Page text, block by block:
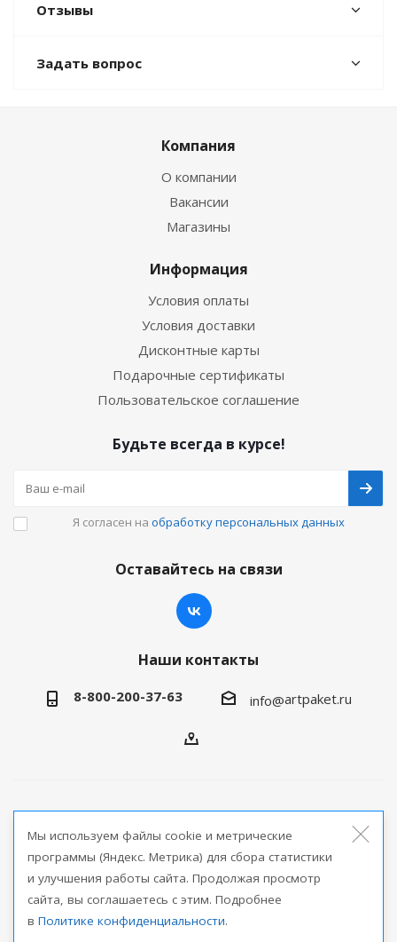
Отзывы
Задать вопрос
Компания
О компании
Вакансии
Магазины
Информация
Условия оплаты
Условия доставки
Дисконтные карты
Подарочные сертификаты
Пользовательское соглашение
Будьте всегда в курсе!
Я согласен на обработку персональных данных
Оставайтесь на связи
Наши контакты
8-800-200-37-63 info@artpaket.ru
продукции
Версия для печати
Мы используем файлы cookie и метрические
программы (Яндекс. Метрика) для сбора статистики
и улучшения работы сайта. Продолжая просмотр
сайта, вы соглашаетесь с этим. Подробнее
в Политике конфиденциальности.